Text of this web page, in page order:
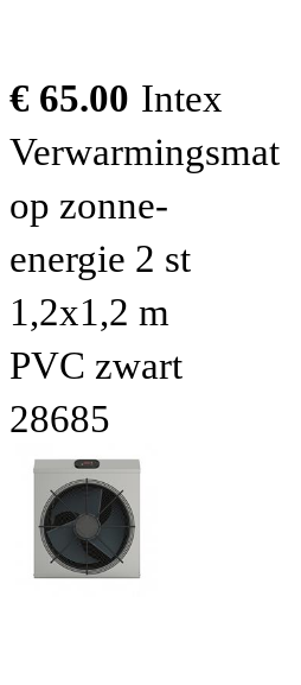
€ 65.00 Intex
Verwarmingsmat
op zonne-
energie 2 st
1,2x1,2 m
PVC zwart
28685